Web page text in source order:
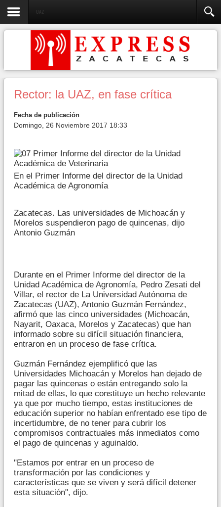
UAZ
Rector: la UAZ, en fase crítica
Fecha de publicación
Domingo, 26 Noviembre 2017 18:33
En el Primer Informe del director de la Unidad
Académica de Agronomía
Zacatecas. Las universidades de Michoacán y
Morelos suspendieron pago de quincenas, dijo
Antonio Guzmán
Durante en el Primer Informe del director de la
Unidad Académica de Agronomía, Pedro Zesati del
Villar, el rector de La Universidad Autónoma de
Zacatecas (UAZ), Antonio Guzmán Fernández,
afirmó que las cinco universidades (Michoacán,
Nayarit, Oaxaca, Morelos y Zacatecas) que han
informado sobre su difícil situación financiera,
entraron en un proceso de fase crítica.
Guzmán Fernández ejemplificó que las
Universidades Michoacán y Morelos han dejado de
pagar las quincenas o están entregando solo la
mitad de ellas, lo que constituye un hecho relevante
ya que por mucho tiempo, estas instituciones de
educación superior no habían enfrentado ese tipo de
incertidumbre, de no tener para cubrir los
compromisos contractuales más inmediatos como
el pago de quincenas y aguinaldo.
"Estamos por entrar en un proceso de
transformación por las condiciones y
características que se viven y será difícil detener
esta situación", dijo.